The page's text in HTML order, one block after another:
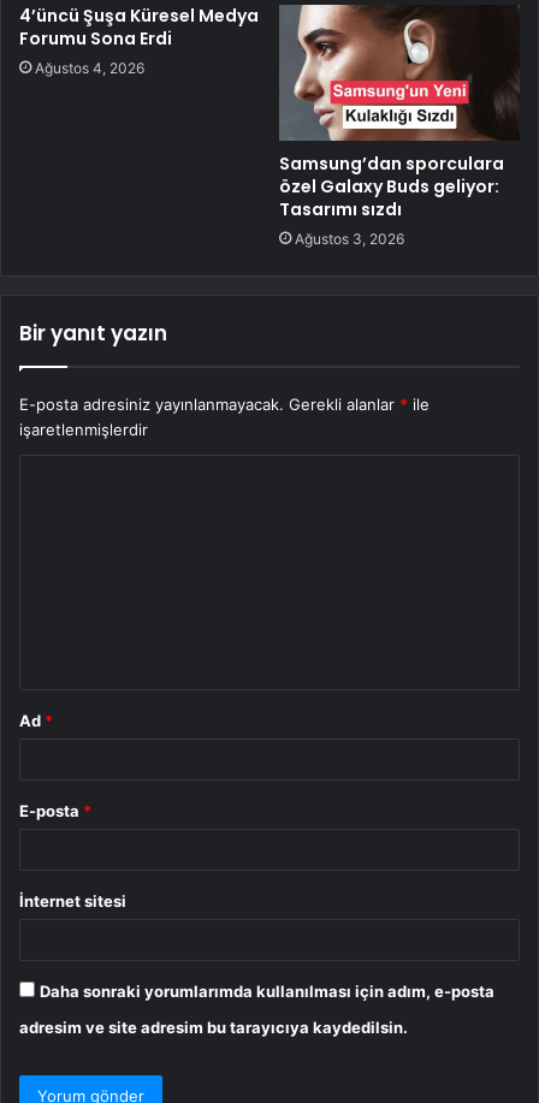
4’üncü Şuşa Küresel Medya
Forumu Sona Erdi
Ağustos 4, 2026
Samsung’dan sporculara
özel Galaxy Buds geliyor:
Tasarımı sızdı
Ağustos 3, 2026
Bir yanıt yazın
E-posta adresiniz yayınlanmayacak. Gerekli alanlar * ile
işaretlenmişlerdir
Ad *
E-posta *
İnternet sitesi
Daha sonraki yorumlarımda kullanılması için adım, e-posta
adresim ve site adresim bu tarayıcıya kaydedilsin.